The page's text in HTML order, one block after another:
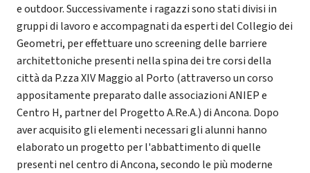
e outdoor. Successivamente i ragazzi sono stati divisi in
gruppi di lavoro e accompagnati da esperti del Collegio dei
Geometri, per effettuare uno screening delle barriere
architettoniche presenti nella spina dei tre corsi della
città da P.zza XIV Maggio al Porto (attraverso un corso
appositamente preparato dalle associazioni ANIEP e
Centro H, partner del Progetto A.Re.A.) di Ancona. Dopo
aver acquisito gli elementi necessari gli alunni hanno
elaborato un progetto per l'abbattimento di quelle
presenti nel centro di Ancona, secondo le più moderne